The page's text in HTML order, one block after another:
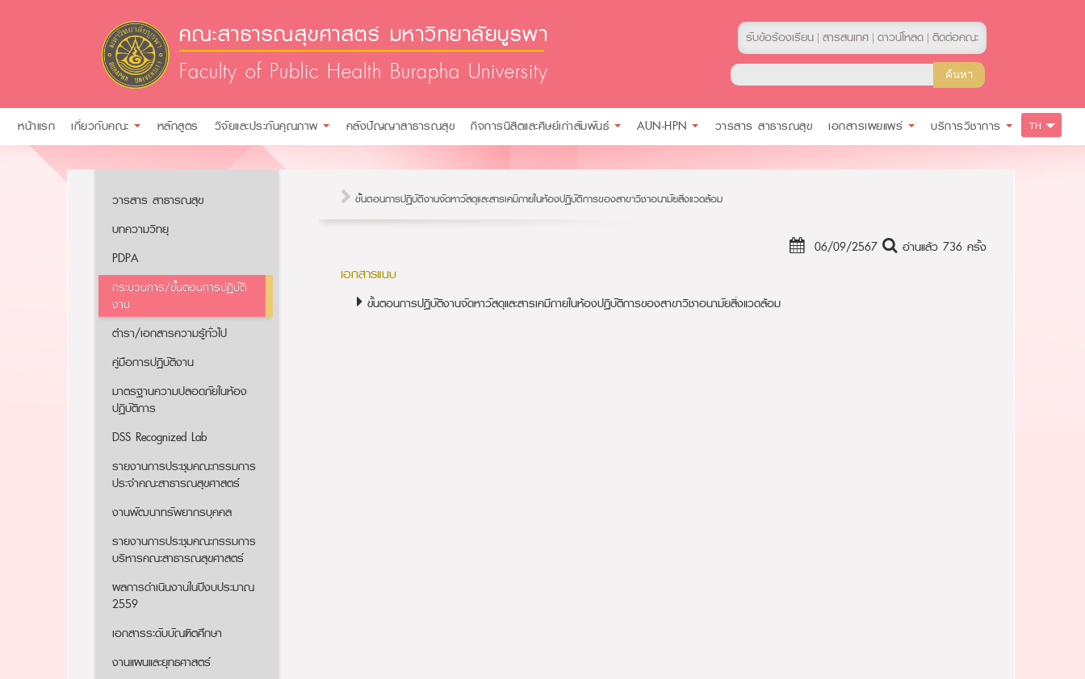
คณะสาธารณสุขศาสตร์ มหาวิทยาลัยบูรพา
Faculty of Public Health Burapha University
รับข้อร้องเรียน สารสนเทศ ดาวน์โหลด ติดต่อคณะ
หน้าแรก เกี่ยวกับคณะ หลักสูตร วิจัยและประกันคุณภาพ คลังปัญญาสาธารณสุข กิจการนิสิตและศิษย์เก่าสัมพันธ์ AUN-HPN วารสาร สาธารณสุข เอกสารเผยแพร่ บริการวิชาการ TH
วารสาร สาธารณสุข
บทความวิทยุ
PDPA
กระบวนการ/ขั้นตอนการปฏิบัติ
งาน
ตำรา/เอกสารความรู้ทั่วไป
คู่มือการปฏิบัติงาน
มาตรฐานความปลอดภัยในห้อง
ปฏิบัติการ
DSS Recognized Lab
รายงานการประชุมคณะกรรมการ
ประจำคณะสาธารณสุขศาสตร์
งานพัฒนาทรัพยากรบุคคล
รายงานการประชุมคณะกรรมการ
บริหารคณะสาธารณสุขศาสตร์
ผลการดำเนินงานในปีงบประมาณ
2559
เอกสารระดับบัณฑิตศึกษา
งานแผนและยุทธศาสตร์
ขั้นตอนการปฏิบัติงานจัดหาวัสดุและสารเคมีภายในห้องปฏิบัติการของสาขาวิชาอนามัยสิ่งแวดล้อม
06/09/2567 อ่านแล้ว 736 ครั้ง
เอกสารแนบ
ขั้นตอนการปฏิบัติงานจัดหาวัสดุและสารเคมีภายในห้องปฏิบัติการของสาขาวิชาอนามัยสิ่งแวดล้อม